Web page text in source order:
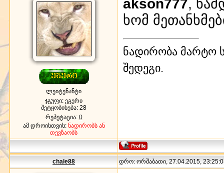
ლეიტენანტი
ჯგუფი: ეგერი
შეტყობინება: 28
რეპუტაცია: 0
ამ დროისთვის: ნადირობს ან
თევზაობს
akson777,
ხომ
ნადირობა მარტო
შედეგი.
chale88 დრო: ორშაბათი, 27.04.2015,